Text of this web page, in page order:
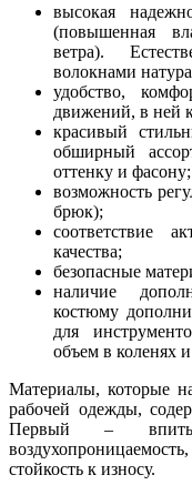
высокая
(повышенная
ветра).
волокнами
удобство,
движений, в ней
красивый
обширный
оттенку и фасону;
возможность
брюк);
соответствие
качества;
безопасные
наличие
костюму
для
объем в коленях и
Материалы, которые
рабочей одежды,
Первый –
стойкость к износу.